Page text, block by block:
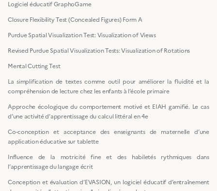
Logiciel éducatif GraphoGame
Closure Flexibility Test (Concealed Figures) Form A
Purdue Spatial Visualization Test: Visualization of Views
Revised Purdue Spatial Visualization Tests: Visualization of Rotations
Mental Cutting Test
La simplification de textes comme outil pour améliorer la fluidité et la
compréhension de lecture chez les enfants à l’école primaire
Approche écologique du comportement motivé et EIAH gamifié. Le cas
d’une activité d’apprentissage du calcul littéral en 4e
Co-conception et acceptance des enseignants de maternelle d’une
application éducative sur tablette
Influence de la motricité fine et des habiletés rythmiques dans
l’apprentissage du langage écrit
Conception et évaluation d’EVASION, un logiciel éducatif d’entraînement